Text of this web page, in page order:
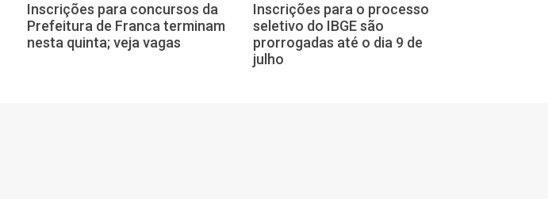
Inscrições para concursos da
Prefeitura de Franca terminam
nesta quinta; veja vagas
Inscrições para o processo
seletivo do IBGE são
prorrogadas até o dia 9 de
julho